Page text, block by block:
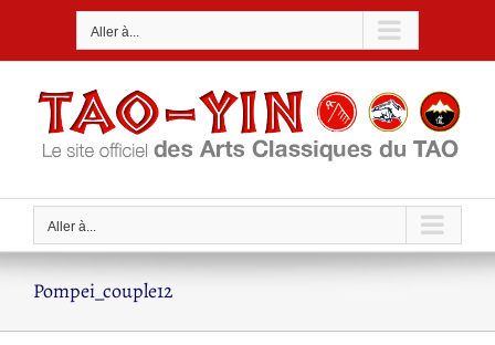
Aller à...
Aller à...
Pompei_couple12